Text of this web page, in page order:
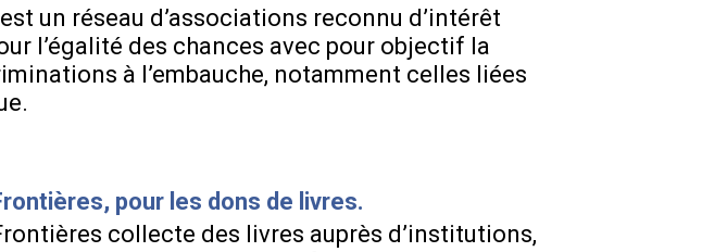
un réseau d’associations reconnu d’intérêt
l’égalité des chances avec pour objectif la
à l’embauche, notamment celles liées
pour les dons de livres.
collecte des livres auprès d’institutions,